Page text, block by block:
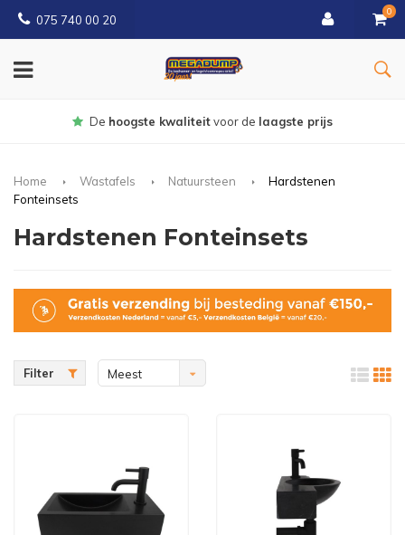
075 740 00 20
0
Gratisbezorgd vanaf € 150
Home Wastafels Natuursteen
Hardstenen
Fonteinsets
Hardstenen Fonteinsets
Filter
Meest